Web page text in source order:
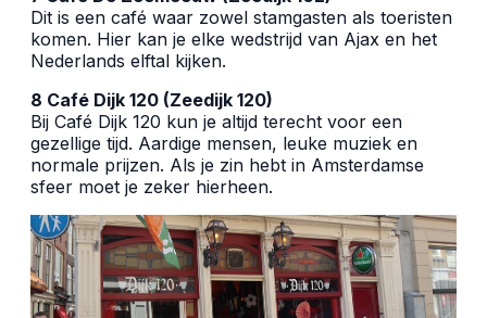
Dit is een café waar zowel stamgasten als toeristen
komen. Hier kan je elke wedstrijd van Ajax en het
Nederlands elftal kijken.
8 Café Dijk 120 (Zeedijk 120)
Bij Café Dijk 120 kun je altijd terecht voor een
gezellige tijd. Aardige mensen, leuke muziek en
normale prijzen. Als je zin hebt in Amsterdamse
sfeer moet je zeker hierheen.